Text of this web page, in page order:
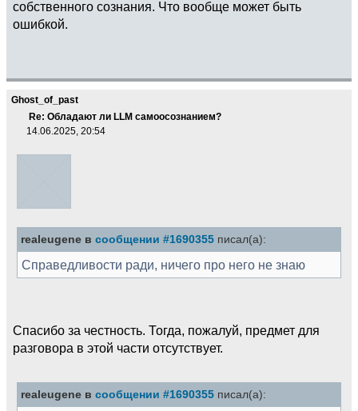
собственного сознания. Что вообще может быть
ошибкой.
Ghost_of_past
Re: Обладают ли LLM самоосознанием?
14.06.2025, 20:54
realeugene в сообщении #1690355 писал(а):
Справедливости ради, ничего про него не знаю
Спасибо за честность. Тогда, пожалуй, предмет для
разговора в этой части отсутствует.
realeugene в сообщении #1690355 писал(а):